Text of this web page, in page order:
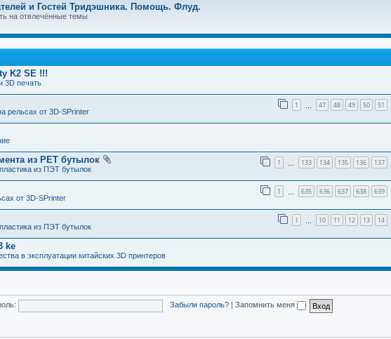
и Гостей Тридэшника. Помощь. Флуд.
на отвлечённые темы
K2 SE !!!
3D печать
1 47 48 49 50 51
рельсах от 3D-SPrinter
из PET бутылок 1 133 134 135 136 137
из ПЭТ бутылок
1 635 636 637 638 639
от 3D-SPrinter
1 10 11 12 13 14
из ПЭТ бутылок
ke
в эксплуатации китайских 3D принтеров
Забыли пароль? Запомнить меня